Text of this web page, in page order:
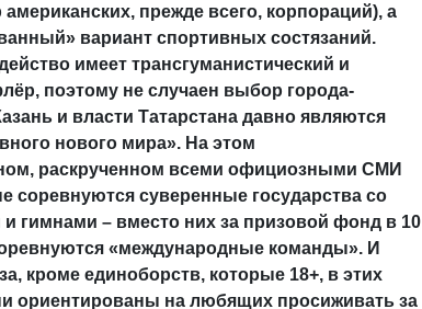
прежде всего, корпораций), а
вариант спортивных состязаний.
имеет трансгуманистический и
поэтому не случаен выбор города-
и власти Татарстана давно являются
нового мира». На этом
раскрученном всеми официозными СМИ
соревнуются суверенные государства со
гимнами – вместо них за призовой фонд в 10
«международные команды». И
кроме единоборств, которые 18+, в этих
ориентированы на любящих просиживать за